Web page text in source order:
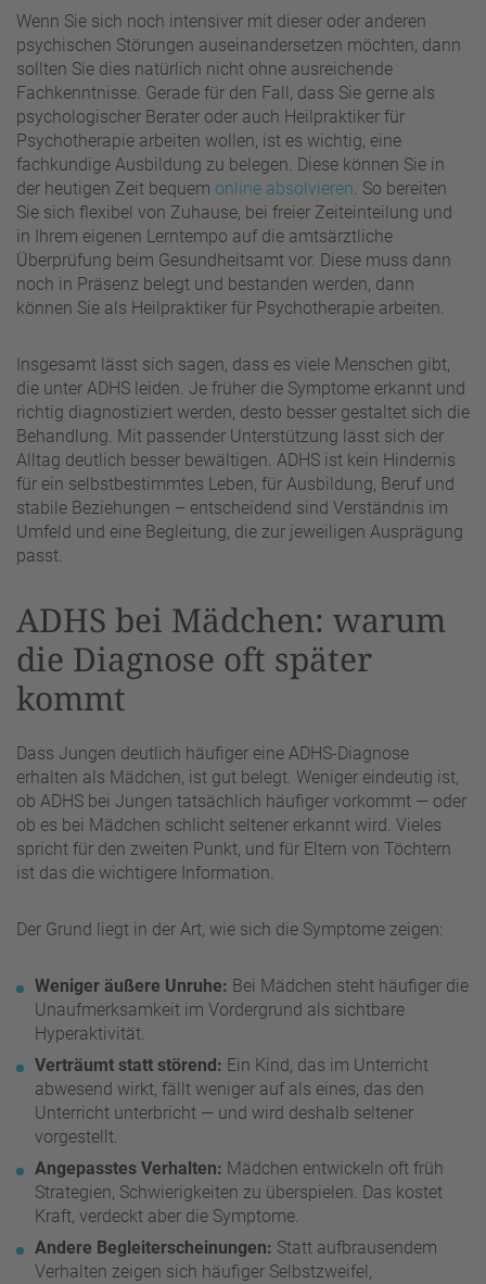
Wenn Sie sich noch intensiver mit dieser oder anderen
psychischen Störungen auseinandersetzen möchten, dann
sollten Sie dies natürlich nicht ohne ausreichende
Fachkenntnisse. Gerade für den Fall, dass Sie gerne als
psychologischer Berater oder auch Heilpraktiker für
Psychotherapie arbeiten wollen, ist es wichtig, eine
fachkundige Ausbildung zu belegen. Diese können Sie in
der heutigen Zeit bequem online absolvieren. So bereiten
Sie sich flexibel von Zuhause, bei freier Zeiteinteilung und
in Ihrem eigenen Lerntempo auf die amtsärztliche
Überprüfung beim Gesundheitsamt vor. Diese muss dann
noch in Präsenz belegt und bestanden werden, dann
können Sie als Heilpraktiker für Psychotherapie arbeiten.
Insgesamt lässt sich sagen, dass es viele Menschen gibt,
die unter ADHS leiden. Je früher die Symptome erkannt und
richtig diagnostiziert werden, desto besser gestaltet sich die
Behandlung. Mit passender Unterstützung lässt sich der
Alltag deutlich besser bewältigen. ADHS ist kein Hindernis
für ein selbstbestimmtes Leben, für Ausbildung, Beruf und
stabile Beziehungen – entscheidend sind Verständnis im
Umfeld und eine Begleitung, die zur jeweiligen Ausprägung
passt.
ADHS bei Mädchen: warum
die Diagnose oft später
kommt
Dass Jungen deutlich häufiger eine ADHS-Diagnose
erhalten als Mädchen, ist gut belegt. Weniger eindeutig ist,
ob ADHS bei Jungen tatsächlich häufiger vorkommt — oder
ob es bei Mädchen schlicht seltener erkannt wird. Vieles
spricht für den zweiten Punkt, und für Eltern von Töchtern
ist das die wichtigere Information.
Der Grund liegt in der Art, wie sich die Symptome zeigen:
Weniger äußere Unruhe: Bei Mädchen steht häufiger die
Unaufmerksamkeit im Vordergrund als sichtbare
Hyperaktivität.
Verträumt statt störend: Ein Kind, das im Unterricht
abwesend wirkt, fällt weniger auf als eines, das den
Unterricht unterbricht — und wird deshalb seltener
vorgestellt.
Angepasstes Verhalten: Mädchen entwickeln oft früh
Strategien, Schwierigkeiten zu überspielen. Das kostet
Kraft, verdeckt aber die Symptome.
Andere Begleiterscheinungen: Statt aufbrausendem
Verhalten zeigen sich häufiger Selbstzweifel,